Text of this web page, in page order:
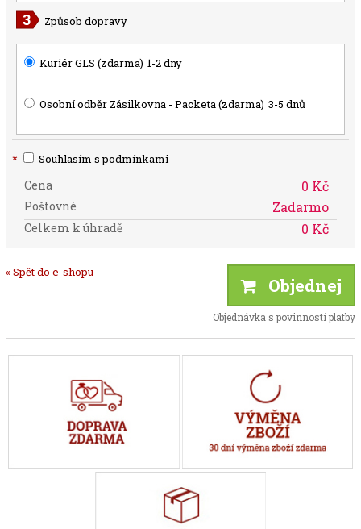
Způsob dopravy
Kuriér GLS (zdarma) 1-2 dny
Osobní odběr Zásilkovna - Packeta (zdarma) 3-5 dnů
* Souhlasím s podmínkami
Cena 0 Kč
Poštovné Zadarmo
Celkem k úhradě 0 Kč
« Spět do e-shopu
Objednej
Objednávka s povinností platby